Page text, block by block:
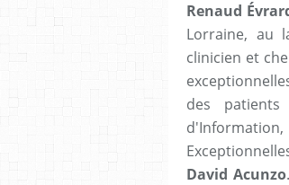
Renaud
Lorraine, au
clinicien et
des
David Acunzo